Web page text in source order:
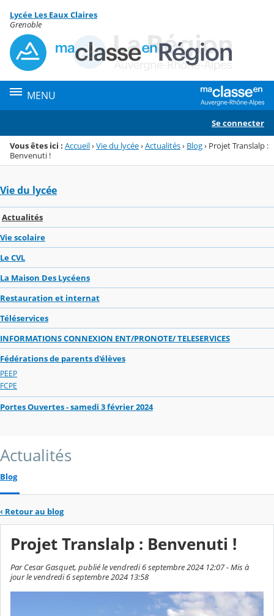
Menu de la rubrique
Contenu
Lycée Les Eaux Claires
Grenoble
MENU
Se connecter
Vous êtes ici : Accueil›Vie du lycée›Actualités› Blog› Projet Translalp :
Benvenuti !
Vie du lycée
Actualités
Vie scolaire
Le CVL
La Maison Des Lycéens
Restauration et internat
Téléservices
INFORMATIONS CONNEXION ENT/PRONOTE/ TELESERVICES
Fédérations de parents d'élèves
PEEP
FCPE
Portes Ouvertes - samedi 3 février 2024
Actualités
Blog
‹ Retour au blog
Projet Translalp : Benvenuti !
Par Cesar Gasquet, publié le vendredi 6 septembre 2024 12:07 - Mis à
jour le vendredi 6 septembre 2024 13:58